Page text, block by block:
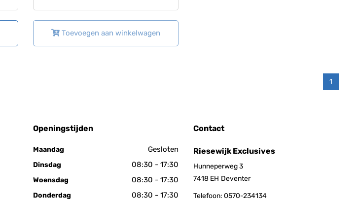
Toevoegen aan winkelwagen
1
Openingstijden
Maandag Gesloten
Dinsdag 08:30 - 17:30
Woensdag 08:30 - 17:30
Donderdag 08:30 - 17:30
Contact
Riesewijk Exclusives
Hunneperweg 3
7418 EH Deventer
Telefoon: 0570-234134